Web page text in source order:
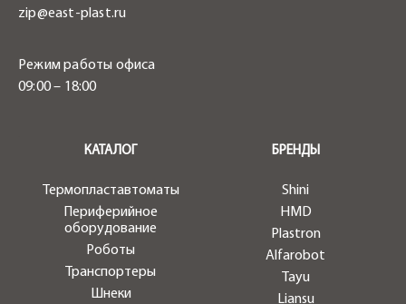
zip@east-plast.ru
Режим работы офиса
09:00 – 18:00
КАТАЛОГ
Термопластавтоматы
Периферийное
оборудование
Роботы
Транспортеры
Шнеки
БРЕНДЫ
Shini
HMD
Plastron
Alfarobot
Tayu
Liansu